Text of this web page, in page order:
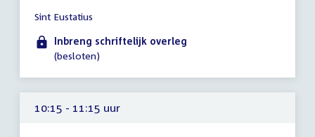
vergadering
tot
10:00
Sint Eustatius
Inbreng schriftelijk overleg
(besloten)
10:15 - 11:15 uur